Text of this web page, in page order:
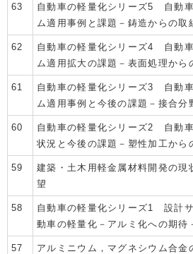
63
自動車の軽量化シリーズ5 自動
ム適用事例と課題－鋳造からの取
62
自動車の軽量化シリーズ4 自動
ム適用拡大の課題－表面処理から
61
自動車の軽量化シリーズ3 自動
ム適用事例と今後の課題－接合分
60
自動車の軽量化シリーズ2 自動
状況と今後の課題－塑性加工から
59
建築・土木用軽金属材料開発の現
望
58
自動車の軽量化シリーズ1 設計
動車の軽量化－アルミ化への期待
57
アルミニウム，マグネシウム合金